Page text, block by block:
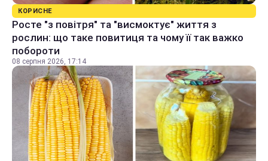
КОРИСНЕ
Росте "з повітря" та "висмоктує" життя з
рослин: що таке повитиця та чому її так важко
побороти
08 серпня 2026, 17:14